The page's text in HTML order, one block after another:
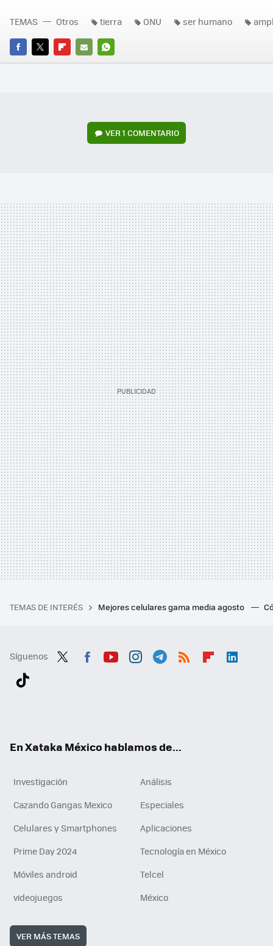
FACEBOOK
TWITTERFLIPBOARD
E-
WHATSAPP
TEMAS Otros tierra ONU ser humano
VER1 COMENTARIO
TEMAS DE INTERÉS Mejores celulares gama media agosto
Síguenos
En Xataka México hablamos de...
Investigación
Análisis
Cazando Gangas Mexico
Especiales
Celulares y Smartphones
Aplicaciones
Prime Day 2024
Tecnología en México
Móviles android
Telcel
videojuegos
México
VER MÁS TEMAS